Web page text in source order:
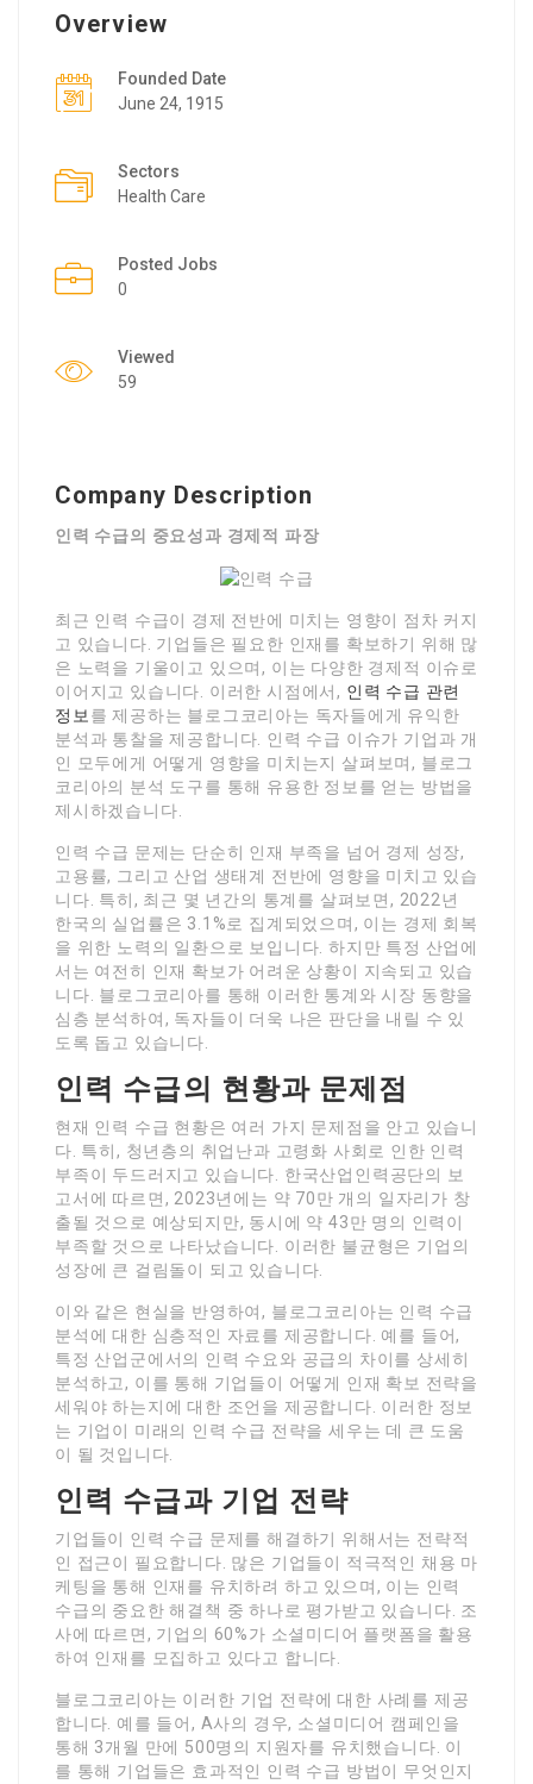
Overview
Founded Date
June 24, 1915
Sectors
Health Care
Posted Jobs
0
Viewed
59
Company Description
인력 수급의 중요성과 경제적 파장
최근 인력 수급이 경제 전반에 미치는 영향이 점차 커지
고 있습니다. 기업들은 필요한 인재를 확보하기 위해 많
은 노력을 기울이고 있으며, 이는 다양한 경제적 이슈로
이어지고 있습니다. 이러한 시점에서, 인력 수급 관련
정보 를 제공하는 블로그코리아는 독자들에게 유익한
분석과 통찰을 제공합니다. 인력 수급 이슈가 기업과 개
인 모두에게 어떻게 영향을 미치는지 살펴보며, 블로그
코리아의 분석 도구를 통해 유용한 정보를 얻는 방법을
제시하겠습니다.
인력 수급 문제는 단순히 인재 부족을 넘어 경제 성장,
고용률, 그리고 산업 생태계 전반에 영향을 미치고 있습
니다. 특히, 최근 몇 년간의 통계를 살펴보면, 2022년
한국의 실업률은 3.1%로 집계되었으며, 이는 경제 회복
을 위한 노력의 일환으로 보입니다. 하지만 특정 산업에
서는 여전히 인재 확보가 어려운 상황이 지속되고 있습
니다. 블로그코리아를 통해 이러한 통계와 시장 동향을
심층 분석하여, 독자들이 더욱 나은 판단을 내릴 수 있
도록 돕고 있습니다.
인력 수급의 현황과 문제점
현재 인력 수급 현황은 여러 가지 문제점을 안고 있습니
다. 특히, 청년층의 취업난과 고령화 사회로 인한 인력
부족이 두드러지고 있습니다. 한국산업인력공단의 보
고서에 따르면, 2023년에는 약 70만 개의 일자리가 창
출될 것으로 예상되지만, 동시에 약 43만 명의 인력이
부족할 것으로 나타났습니다. 이러한 불균형은 기업의
성장에 큰 걸림돌이 되고 있습니다.
이와 같은 현실을 반영하여, 블로그코리아는 인력 수급
분석에 대한 심층적인 자료를 제공합니다. 예를 들어,
특정 산업군에서의 인력 수요와 공급의 차이를 상세히
분석하고, 이를 통해 기업들이 어떻게 인재 확보 전략을
세워야 하는지에 대한 조언을 제공합니다. 이러한 정보
는 기업이 미래의 인력 수급 전략을 세우는 데 큰 도움
이 될 것입니다.
인력 수급과 기업 전략
기업들이 인력 수급 문제를 해결하기 위해서는 전략적
인 접근이 필요합니다. 많은 기업들이 적극적인 채용 마
케팅을 통해 인재를 유치하려 하고 있으며, 이는 인력
수급의 중요한 해결책 중 하나로 평가받고 있습니다. 조
사에 따르면, 기업의 60%가 소셜미디어 플랫폼을 활용
하여 인재를 모집하고 있다고 합니다.
블로그코리아는 이러한 기업 전략에 대한 사례를 제공
합니다. 예를 들어, A사의 경우, 소셜미디어 캠페인을
통해 3개월 만에 500명의 지원자를 유치했습니다. 이
를 통해 기업들은 효과적인 인력 수급 방법이 무엇인지